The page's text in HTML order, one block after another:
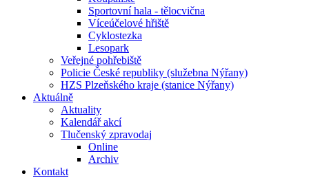
Sportovní hala - tělocvična
Víceúčelové hřiště
Cyklostezka
Lesopark
Veřejné pohřebiště
Policie České republiky (služebna Nýřany)
HZS Plzeňského kraje (stanice Nýřany)
Aktuálně
Aktuality
Kalendář akcí
Tlučenský zpravodaj
Online
Archiv
Kontakt